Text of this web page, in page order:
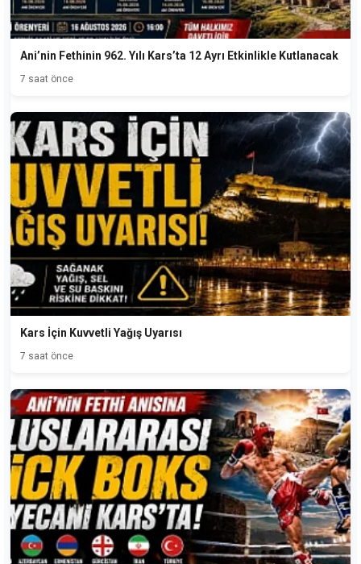
Ani’nin Fethinin 962. Yılı Kars’ta 12 Ayrı Etkinlikle Kutlanacak
7 saat önce
Kars İçin Kuvvetli Yağış Uyarısı
7 saat önce